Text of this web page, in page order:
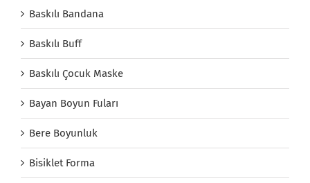
Baskılı Bandana
Baskılı Buff
Baskılı Çocuk Maske
Bayan Boyun Fuları
Bere Boyunluk
Bisiklet Forma